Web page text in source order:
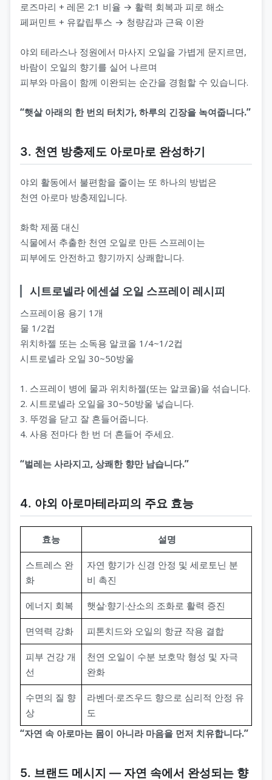
로즈마리 + 레몬 2:1 비율 → 활력 회복과 피로 해소
페퍼민트 + 유칼립투스 → 청량감과 근육 이완
야외 테라스나 정원에서 마사지 오일을 가볍게 문지르면,
바람이 오일의 향기를 실어 나르며
피부와 마음이 함께 이완되는 순간을 경험할 수 있습니다.
“햇살 아래의 한 번의 터치가, 하루의 긴장을 녹여줍니다.”
3. 천연 방충제도 아로마로 완성하기
야외 활동에서 불편함을 줄이는 또 하나의 방법은
천연 아로마 방충제입니다.
화학 제품 대신
식물에서 추출한 천연 오일로 만든 스프레이는
피부에도 안전하고 향기까지 상쾌합니다.
시트로넬라 에센셜 오일 스프레이 레시피
스프레이용 용기 1개
물 1/2컵
위치하젤 또는 소독용 알코올 1/4~1/2컵
시트로넬라 오일 30~50방울
1. 스프레이 병에 물과 위치하젤(또는 알코올)을 섞습니다.
2. 시트로넬라 오일을 30~50방울 넣습니다.
3. 뚜껑을 닫고 잘 흔들어줍니다.
4. 사용 전마다 한 번 더 흔들어 주세요.
“벌레는 사라지고, 상쾌한 향만 남습니다.”
4. 야외 아로마테라피의 주요 효능
효능 설명
스트레스 완
화
자연 향기가 신경 안정 및 세로토닌 분
비 촉진
에너지 회복 햇살·향기·산소의 조화로 활력 증진
면역력 강화 피톤치드와 오일의 항균 작용 결합
피부 건강 개
선
천연 오일이 수분 보호막 형성 및 자극
완화
수면의 질 향
상
라벤더·로즈우드 향으로 심리적 안정 유
도
“자연 속 아로마는 몸이 아니라 마음을 먼저 치유합니다.”
5. 브랜드 메시지 ― 자연 속에서 완성되는 향